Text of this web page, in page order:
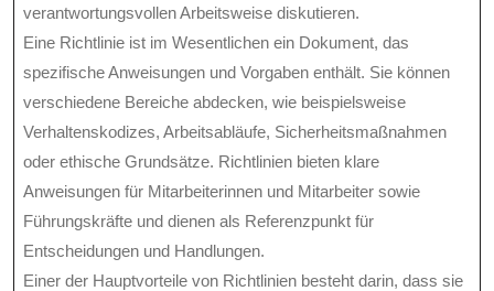
verantwortungsvollen Arbeitsweise diskutieren.
Eine Richtlinie ist im Wesentlichen ein Dokument, das
spezifische Anweisungen und Vorgaben enthält. Sie können
verschiedene Bereiche abdecken, wie beispielsweise
Verhaltenskodizes, Arbeitsabläufe, Sicherheitsmaßnahmen
oder ethische Grundsätze. Richtlinien bieten klare
Anweisungen für Mitarbeiterinnen und Mitarbeiter sowie
Führungskräfte und dienen als Referenzpunkt für
Entscheidungen und Handlungen.
Einer der Hauptvorteile von Richtlinien besteht darin, dass sie